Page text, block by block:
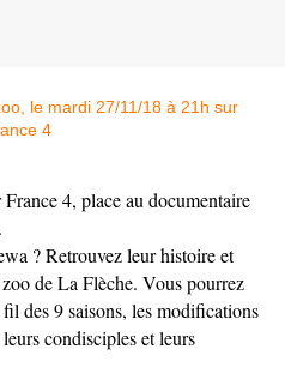
4, place au documentaire
? Retrouvez leur histoire et
de La Flèche. Vous pourrez
des 9 saisons, les modifications
condisciples et leurs